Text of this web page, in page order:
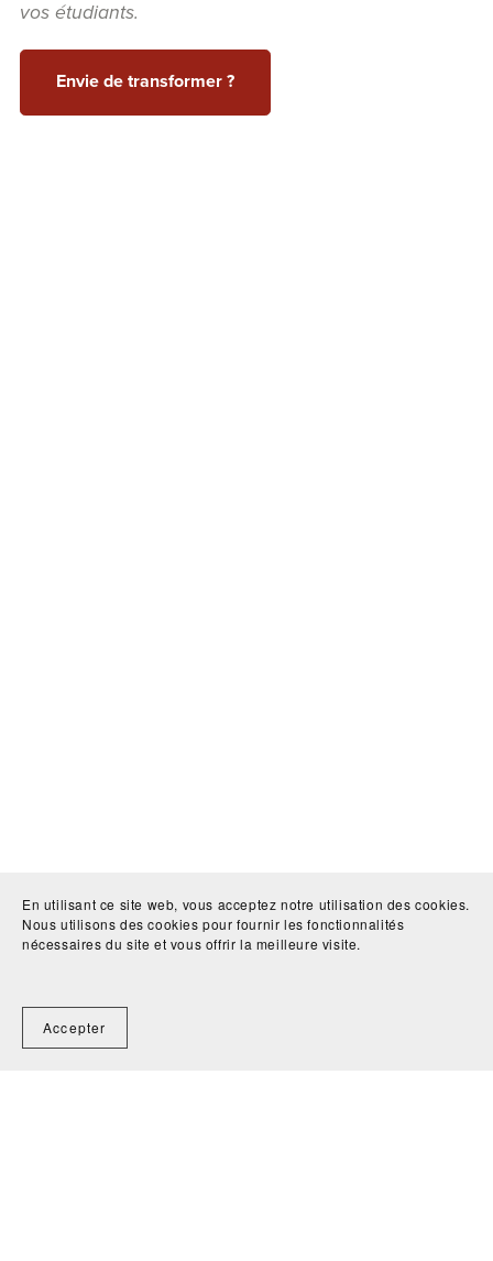
vos étudiants.
Envie de transformer ?
En utilisant ce site web, vous acceptez notre utilisation des cookies.
Nous utilisons des cookies pour fournir les fonctionnalités
nécessaires du site et vous offrir la meilleure visite.
Accepter